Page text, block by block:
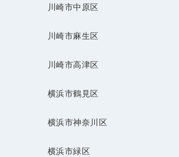
川崎市中原区
川崎市麻生区
川崎市高津区
横浜市鶴見区
横浜市神奈川区
横浜市緑区